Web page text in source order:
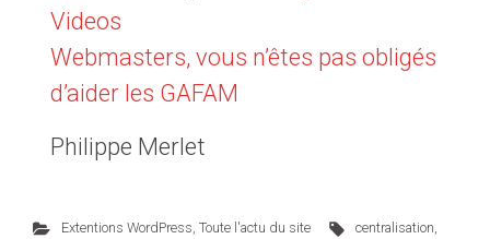
Videos
Webmasters, vous n’êtes pas obligés
d’aider les GAFAM
Philippe Merlet
Extentions WordPress, Toute l'actu du site centralisation,